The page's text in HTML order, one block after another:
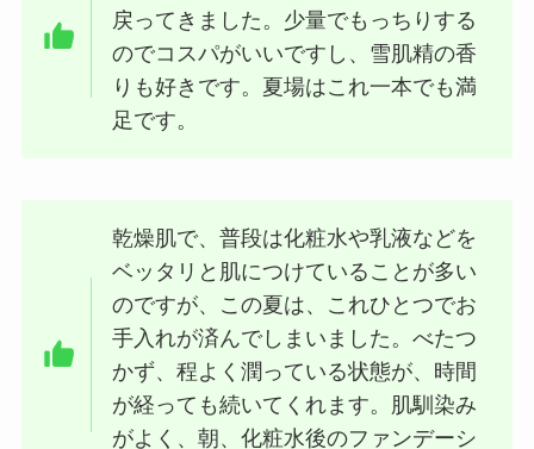
戻ってきました。少量でもっちりする
のでコスパがいいですし、雪肌精の香
りも好きです。夏場はこれ一本でも満
足です。
乾燥肌で、普段は化粧水や乳液などを
ベッタリと肌につけていることが多い
のですが、この夏は、これひとつでお
手入れが済んでしまいました。べたつ
かず、程よく潤っている状態が、時間
が経っても続いてくれます。肌馴染み
がよく、朝、化粧水後のファンデーシ